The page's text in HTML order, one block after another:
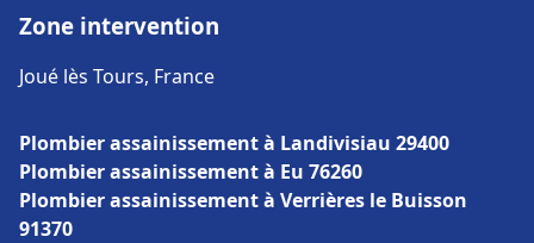
Zone intervention
Joué lès Tours, France
Plombier assainissement à Landivisiau 29400
Plombier assainissement à Eu 76260
Plombier assainissement à Verrières le Buisson
91370